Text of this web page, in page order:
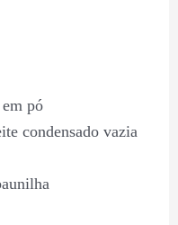
pó
condensado vazia